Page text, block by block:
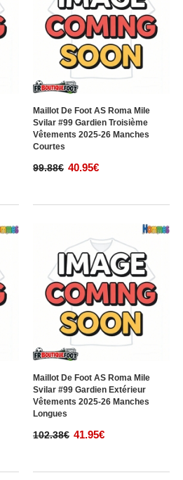
Maillot De Foot AS Roma Mile
Svilar #99 Gardien Troisième
Vêtements 2025-26 Manches
Courtes
99.88€ 40.95€
Maillot De Foot AS Roma Mile
Svilar #99 Gardien Extérieur
Vêtements 2025-26 Manches
Longues
102.38€ 41.95€